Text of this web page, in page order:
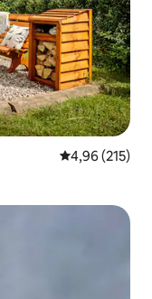
Průměrné
4,96 (215)